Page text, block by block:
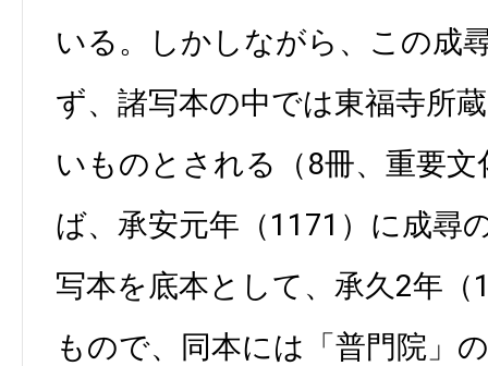
いる。しかしながら、この成
ず、諸写本の中では東福寺所
いものとされる（8冊、重要
ば、承安元年（1171）に成尋
写本を底本として、承久2年
もので、同本には「普門院」